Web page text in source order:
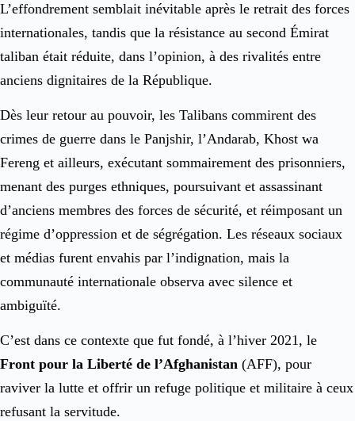
L’effondrement semblait inévitable après le retrait des forces
internationales, tandis que la résistance au second Émirat
taliban était réduite, dans l’opinion, à des rivalités entre
anciens dignitaires de la République.
Dès leur retour au pouvoir, les Talibans commirent des
crimes de guerre dans le Panjshir, l’Andarab, Khost wa
Fereng et ailleurs, exécutant sommairement des prisonniers,
menant des purges ethniques, poursuivant et assassinant
d’anciens membres des forces de sécurité, et réimposant un
régime d’oppression et de ségrégation. Les réseaux sociaux
et médias furent envahis par l’indignation, mais la
communauté internationale observa avec silence et
ambiguïté.
C’est dans ce contexte que fut fondé, à l’hiver 2021, le
Front pour la Liberté de l’Afghanistan (AFF), pour
raviver la lutte et offrir un refuge politique et militaire à ceux
refusant la servitude.